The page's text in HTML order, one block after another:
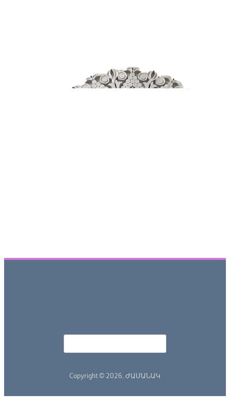
Copyright © 2026, ԺԱՄԱՆԱԿ